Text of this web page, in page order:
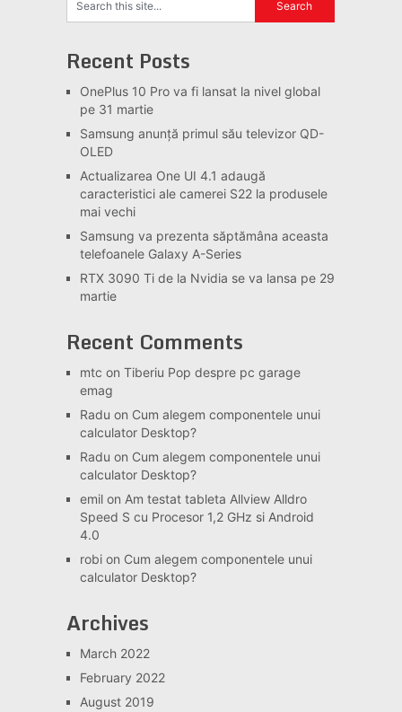
Recent Posts
OnePlus 10 Pro va fi lansat la nivel global
pe 31 martie
Samsung anunță primul său televizor QD-
OLED
Actualizarea One UI 4.1 adaugă
caracteristici ale camerei S22 la produsele
mai vechi
Samsung va prezenta săptămâna aceasta
telefoanele Galaxy A-Series
RTX 3090 Ti de la Nvidia se va lansa pe 29
martie
Recent Comments
mtc on Tiberiu Pop despre pc garage
emag
Radu on Cum alegem componentele unui
calculator Desktop?
Radu on Cum alegem componentele unui
calculator Desktop?
emilon Am testat tableta Allview Alldro
Speed S cu Procesor 1,2 GHz si Android
4.0
robion Cum alegem componentele unui
calculator Desktop?
Archives
March 2022
February 2022
August 2019